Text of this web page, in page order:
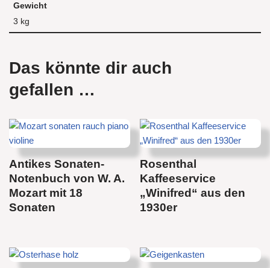
Gewicht
3 kg
Das könnte dir auch
gefallen …
Antikes Sonaten-
Notenbuch von W. A.
Mozart mit 18
Sonaten
Rosenthal
Kaffeeservice
„Winifred“ aus den
1930er